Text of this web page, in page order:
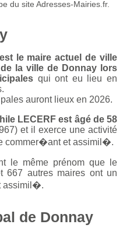
du site Adresses-Mairies.fr.
le maire actuel de ville
la ville de Donnay lors
qui ont eu lieu en
auront lieux en 2026.
LECERF est âgé de 58
et il exerce une activité
commer�ant et assimil�.
le même prénom que le
667 autres maires ont un
assimil�.
de Donnay